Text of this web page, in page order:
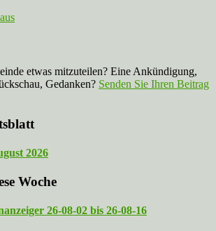
etwas mitzuteilen? Eine Ankündigung,
Gedanken? Senden Sie Ihren Beitrag
2026
Woche
26-08-02 bis 26-08-16